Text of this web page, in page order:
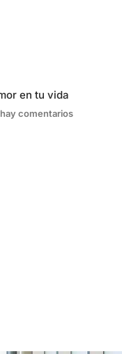
en tu vida
comentarios